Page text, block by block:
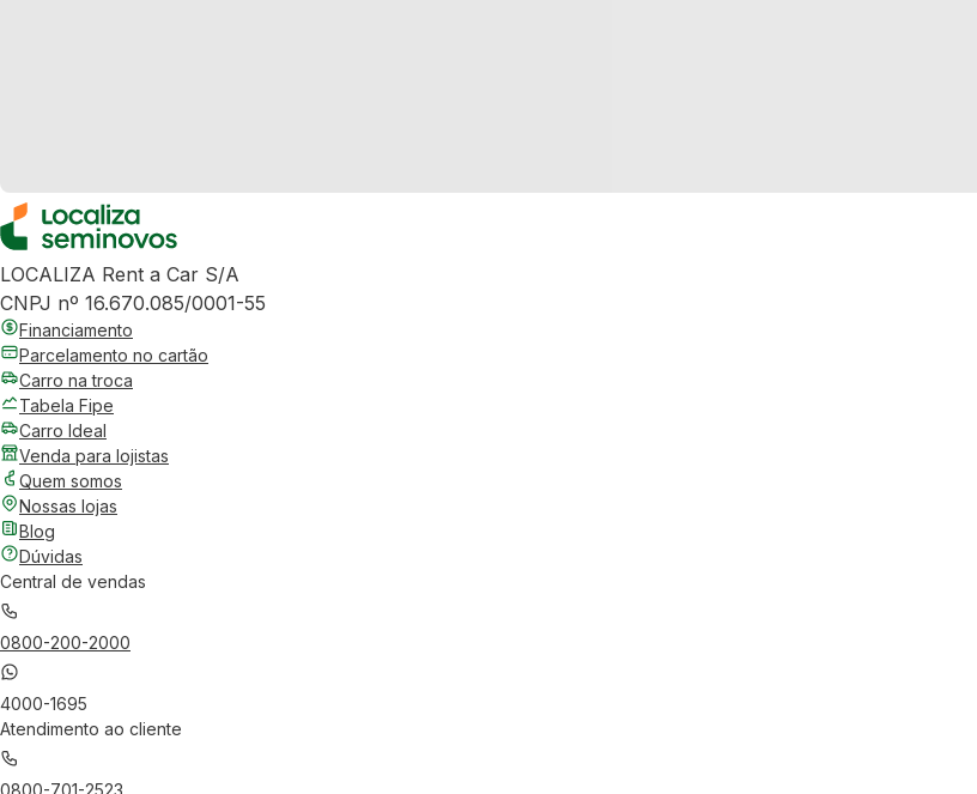
LOCALIZA Rent a Car S/A
CNPJ nº 16.670.085/0001-55
Financiamento
Parcelamento no cartão
Carro na troca
Tabela Fipe
Carro Ideal
Venda para lojistas
Quem somos
Nossas lojas
Blog
Dúvidas
Central de vendas
0800-200-2000
4000-1695
Atendimento ao cliente
0800-701-2523